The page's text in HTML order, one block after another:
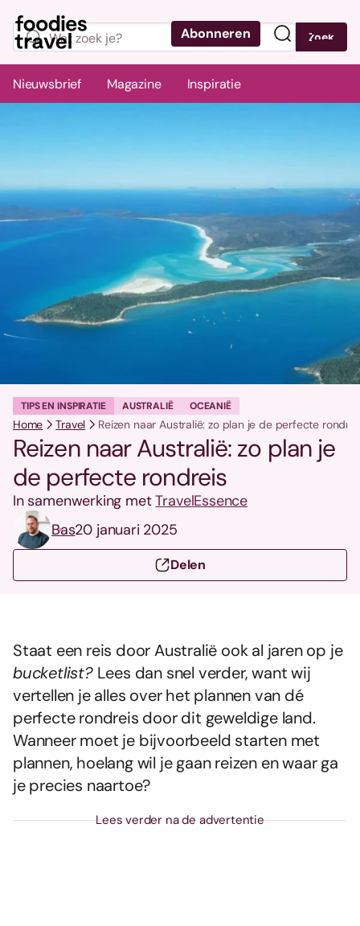
Abonneren Zoek
Nieuwsbrief Magazine Inspiratie
TIPS EN INSPIRATIE AUSTRALIË OCEANIË
Home Travel Reizen naar Australië: zo plan je de perfecte
Reizen naar Australië: zo plan je
de perfecte rondreis
In samenwerking metTravelEssence
Bas20 januari 2025
Delen
Staat een reis door Australië ook al jaren op je
bucketlist?Lees dan snel verder, want wij
vertellen je alles over het plannen van dé
perfecte rondreis door dit geweldige land.
Wanneer moet je bijvoorbeeld starten met
plannen, hoelang wil je gaan reizen en waar ga
je precies naartoe?
Lees verder na de advertentie